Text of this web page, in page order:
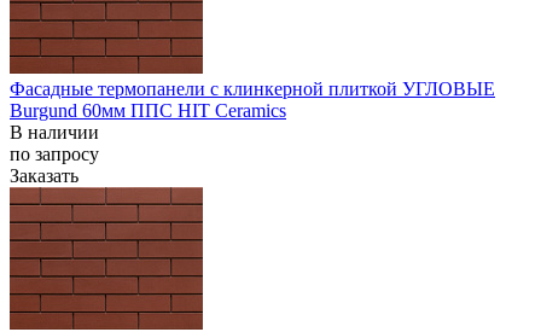
Фасадные термопанели с клинкерной плиткой УГЛОВЫЕ
Burgund 60мм ППС HIT Ceramics
В наличии
по запросу
Заказать